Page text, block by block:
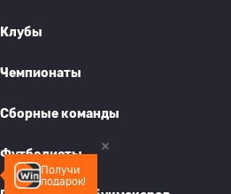
Получи
подарок!
Клубы
Чемпионаты
Сборные команды
Футболисты